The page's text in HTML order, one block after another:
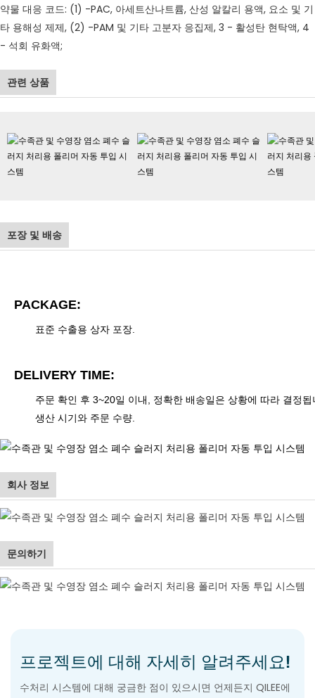
약물 대응 코드: (1) -PAC, 아세트산나트륨, 산성 알칼리 용액, 요소 및 기
타 용해성 제제, (2) -PAM 및 기타 고분자 응집제, 3 - 활성탄 현탁액, 4
- 석회 유화액;
관련 상품
포장 및 배송
PACKAGE:
표준 수출용 상자 포장.
DELIVERY TIME:
주문 확인 후 3~20일 이내, 정확한 배송일은 상황에 따라 결정됩
생산 시기와 주문 수량.
회사 정보
문의하기
프로젝트에 대해 자세히 알려주세요!
수처리 시스템에 대해 궁금한 점이 있으시면 언제든지 QILEE에